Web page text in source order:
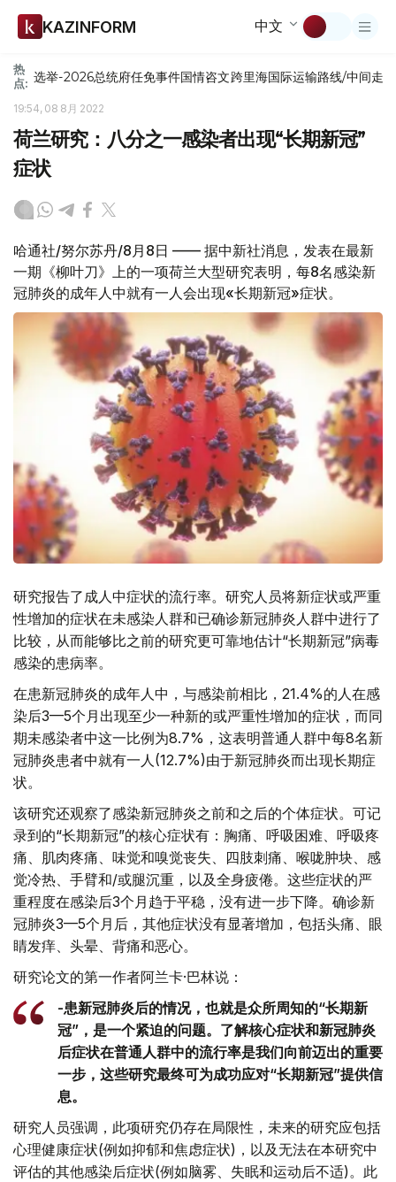
KAZINFORM 中文
热
点: 选举-2026总统府任免事件国情咨文跨里海国际运输路线/中间走廊
19:54, 08 8月 2022
荷兰研究：八分之一感染者出现“长期新冠”
症状
哈通社/努尔苏丹/8月8日 —— 据中新社消息，发表在最新
一期《柳叶刀》上的一项荷兰大型研究表明，每8名感染新
冠肺炎的成年人中就有一人会出现«长期新冠»症状。
研究报告了成人中症状的流行率。研究人员将新症状或严重
性增加的症状在未感染人群和已确诊新冠肺炎人群中进行了
比较，从而能够比之前的研究更可靠地估计“长期新冠”病毒
感染的患病率。
在患新冠肺炎的成年人中，与感染前相比，21.4%的人在感
染后3—5个月出现至少一种新的或严重性增加的症状，而同
期未感染者中这一比例为8.7%，这表明普通人群中每8名新
冠肺炎患者中就有一人(12.7%)由于新冠肺炎而出现长期症
状。
该研究还观察了感染新冠肺炎之前和之后的个体症状。可记
录到的“长期新冠”的核心症状有：胸痛、呼吸困难、呼吸疼
痛、肌肉疼痛、味觉和嗅觉丧失、四肢刺痛、喉咙肿块、感
觉冷热、手臂和/或腿沉重，以及全身疲倦。这些症状的严
重程度在感染后3个月趋于平稳，没有进一步下降。确诊新
冠肺炎3—5个月后，其他症状没有显著增加，包括头痛、眼
睛发痒、头晕、背痛和恶心。
研究论文的第一作者阿兰卡·巴林说：
-患新冠肺炎后的情况，也就是众所周知的“长期新
冠”，是一个紧迫的问题。了解核心症状和新冠肺炎
后症状在普通人群中的流行率是我们向前迈出的重要
一步，这些研究最终可为成功应对“长期新冠”提供信
息。
研究人员强调，此项研究仍存在局限性，未来的研究应包括
心理健康症状(例如抑郁和焦虑症状)，以及无法在本研究中
评估的其他感染后症状(例如脑雾、失眠和运动后不适)。此